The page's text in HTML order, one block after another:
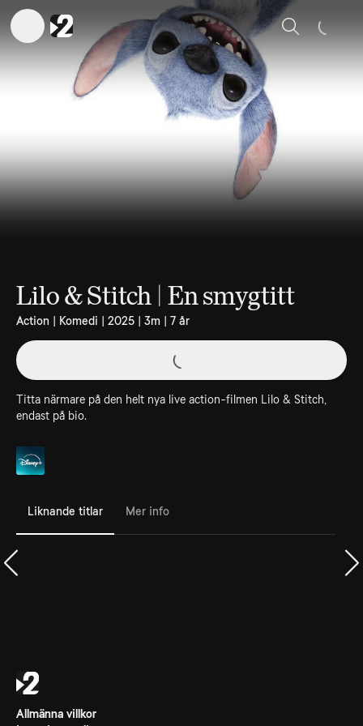
Sök
Lilo & Stitch | En smygtitt
Action | Komedi | 2025 | 3m | 7 år
Titta närmare på den helt nya live action-filmen Lilo & Stitch,
endast på bio.
Liknande titlar Mer info
Allmänna villkor